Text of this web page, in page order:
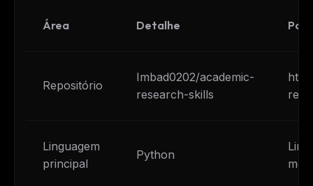
Área Detalhe Por
Repositório
Imbad0202/academic-
research-skills
Linguagem
principal
Python